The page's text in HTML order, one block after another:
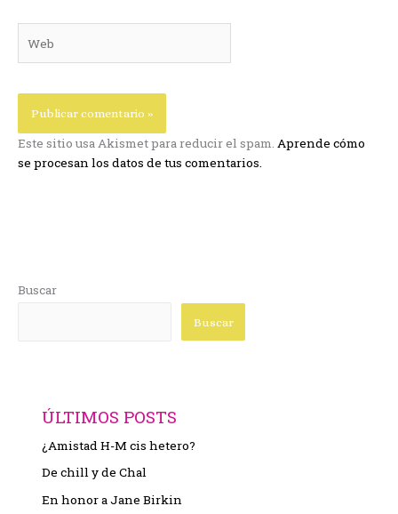
Este sitio usa Akismet para reducir el spam. Aprende cómo
se procesan los datos de tus comentarios.
Buscar
Buscar
ÚLTIMOS POSTS
¿Amistad H-M cis hetero?
De chill y de Chal
En honor a Jane Birkin